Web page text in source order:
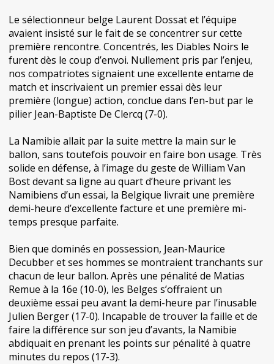
Le sélectionneur belge Laurent Dossat et l’équipe
avaient insisté sur le fait de se concentrer sur cette
première rencontre. Concentrés, les Diables Noirs le
furent dès le coup d’envoi. Nullement pris par l’enjeu,
nos compatriotes signaient une excellente entame de
match et inscrivaient un premier essai dès leur
première (longue) action, conclue dans l’en-but par le
pilier Jean-Baptiste De Clercq (7-0).
La Namibie allait par la suite mettre la main sur le
ballon, sans toutefois pouvoir en faire bon usage. Très
solide en défense, à l’image du geste de William Van
Bost devant sa ligne au quart d’heure privant les
Namibiens d’un essai, la Belgique livrait une première
demi-heure d’excellente facture et une première mi-
temps presque parfaite.
Bien que dominés en possession, Jean-Maurice
Decubber et ses hommes se montraient tranchants sur
chacun de leur ballon. Après une pénalité de Matias
Remue à la 16e (10-0), les Belges s’offraient un
deuxième essai peu avant la demi-heure par l’inusable
Julien Berger (17-0). Incapable de trouver la faille et de
faire la différence sur son jeu d’avants, la Namibie
abdiquait en prenant les points sur pénalité à quatre
minutes du repos (17-3).